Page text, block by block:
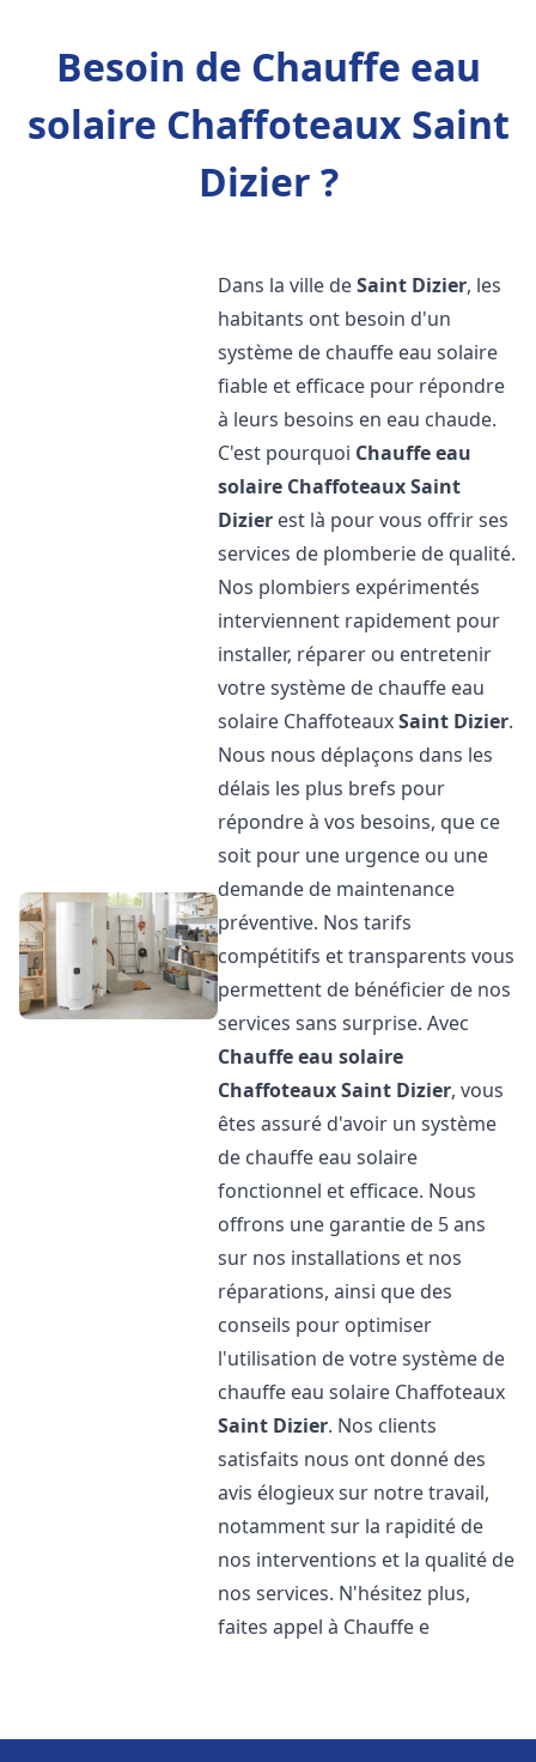
Besoin de Chauffe eau
solaire Chaffoteaux Saint
Dizier ?
Dans la ville deSaint Dizier, les
habitants ont besoin d'un
système de chauffe eau solaire
fiable et efficace pour répondre
à leurs besoins en eau chaude.
C'est pourquoi Chauffe eau
solaire ChaffoteauxSaint
Dizier est là pour vous offrir ses
services de plomberie de qualité.
Nos plombiers expérimentés
interviennent rapidement pour
installer, réparer ou entretenir
votre système de chauffe eau
solaire ChaffoteauxSaint Dizier.
Nous nous déplaçons dans les
délais les plus brefs pour
répondre à vos besoins, que ce
soit pour une urgence ou une
demande de maintenance
préventive. Nos tarifs
compétitifs et transparents vous
permettent de bénéficier de nos
services sans surprise. Avec
Chauffe eau solaire
ChaffoteauxSaint Dizier, vous
êtes assuré d'avoir un système
de chauffe eau solaire
fonctionnel et efficace. Nous
offrons une garantie de 5 ans
sur nos installations et nos
réparations, ainsi que des
conseils pour optimiser
l'utilisation de votre système de
chauffe eau solaire Chaffoteaux
Saint Dizier. Nos clients
satisfaits nous ont donné des
avis élogieux sur notre travail,
notamment sur la rapidité de
nos interventions et la qualité de
nos services. N'hésitez plus,
faites appel à Chauffe e